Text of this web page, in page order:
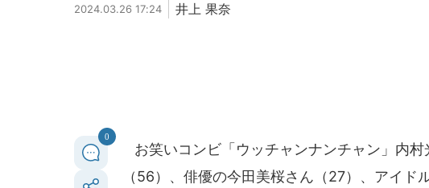
2024.03.26 17:24 井上 果奈
0
お笑いコンビ「ウッチャンナンチャン」内
（56）、俳優の今田美桜さん（27）、アイ